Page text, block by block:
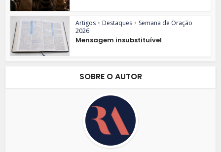
Artigos • Destaques • Semana de Oração
2026
Mensagem insubstituível
SOBRE O AUTOR